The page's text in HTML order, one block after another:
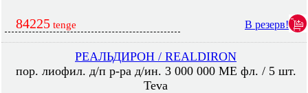
84225 tenge В резерв!
РЕАЛЬДИРОН / REALDIRON
пор. лиофил. д/п р-ра д/ин. 3 000 000 МЕ фл. / 5 шт.
Teva